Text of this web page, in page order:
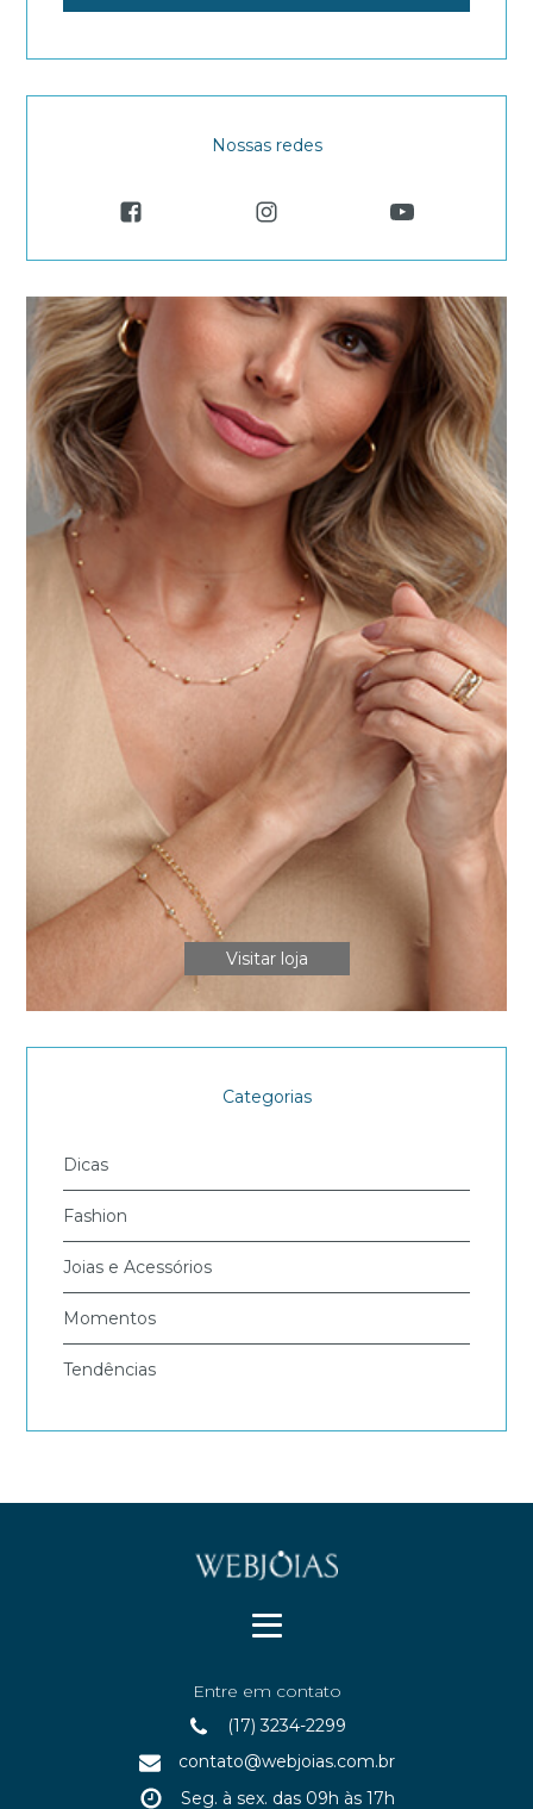
Nossas redes
Visitar loja
Categorias
Dicas
Fashion
Joias e Acessórios
Momentos
Tendências
Entre em contato
(17) 3234-2299
contato@webjoias.com.br
Seg. à sex. das 09h às 17h